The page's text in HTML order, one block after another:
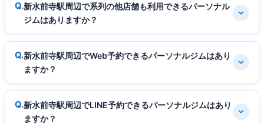
新水前寺駅周辺で系列の他店舗も利用できるパーソナル
ジムはありますか？
新水前寺駅周辺でWeb予約できるパーソナルジムはあり
ますか？
新水前寺駅周辺でLINE予約できるパーソナルジムはあり
ますか？